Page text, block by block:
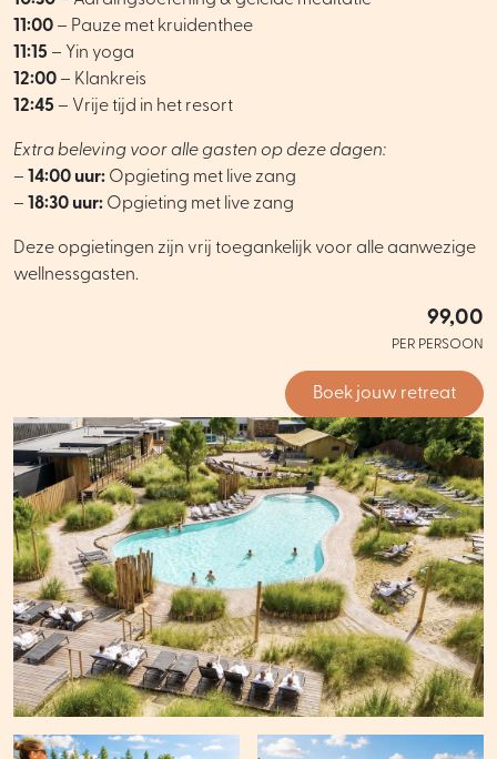
11:00 – Pauze met kruidenthee
11:15 – Yin yoga
12:00 – Klankreis
12:45 – Vrije tijd in het resort
Extra beleving voor alle gasten op deze dagen:
–
14:00 uur: Opgieting met live zang
–
18:30 uur: Opgieting met live zang
Deze opgietingen zijn vrij toegankelijk voor alle aanwezige
wellnessgasten.
99,00
PER PERSOON
Boek jouw retreat